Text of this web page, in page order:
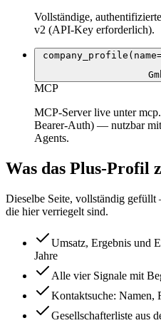
Vollständige,
v2 (API-Key erforderlich).
MCP
MCP-Server live unter
Bearer-Auth) — nutzbar
Agents.
Was das Plus-Profil
Dieselbe Seite, vollständig
die hier verriegelt sind.
Umsatz, Ergebnis und
Jahre
Alle vier Signale mit
Kontaktsuche:
Gesellschafterliste aus